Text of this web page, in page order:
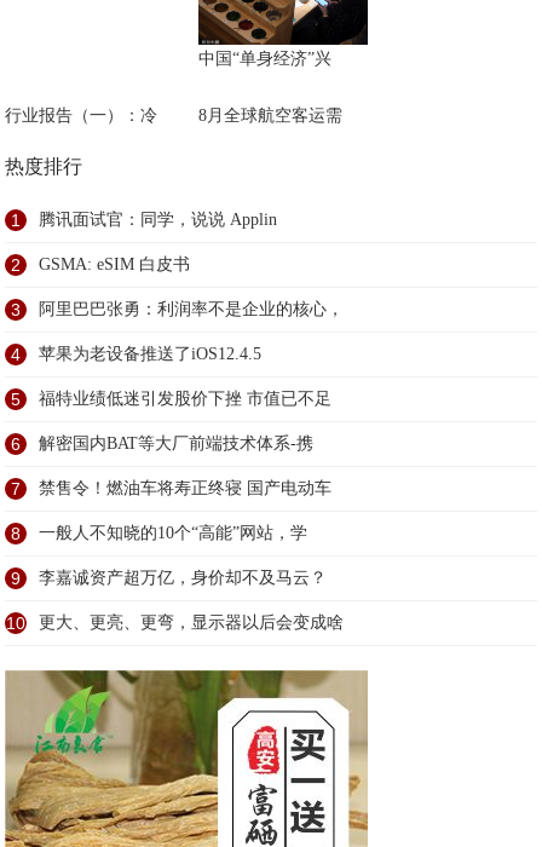
中国“单身经济”兴
行业报告（一）：冷 8月全球航空客运需
热度排行
1 腾讯面试官：同学，说说 Applin
2 GSMA: eSIM 白皮书
3 阿里巴巴张勇：利润率不是企业的核心，
4 苹果为老设备推送了iOS12.4.5
5 福特业绩低迷引发股价下挫 市值已不足
6 解密国内BAT等大厂前端技术体系-携
7 禁售令！燃油车将寿正终寝 国产电动车
8 一般人不知晓的10个“高能”网站，学
9 李嘉诚资产超万亿，身价却不及马云？
10 更大、更亮、更弯，显示器以后会变成啥